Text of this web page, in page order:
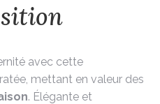
avec cette
mettant en valeur des
. Élégante et